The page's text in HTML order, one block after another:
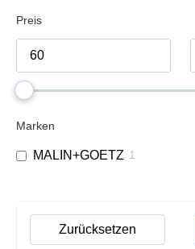
Preis
Marken
MALIN+GOETZ 1
Zurücksetzen